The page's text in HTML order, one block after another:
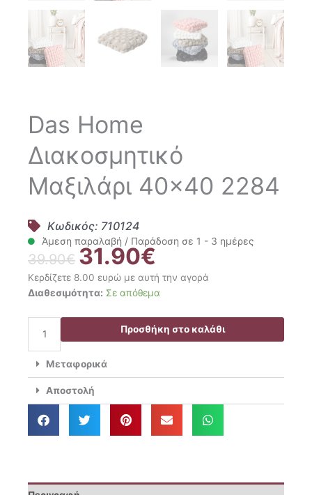
Das Home
Διακοσμητικό
Μαξιλάρι 40×40 2284
Κωδικός: 710124
Άμεση παραλαβή / Παράδοση σε 1 - 3 ημέρες
39.90€ Original
price
was:
39.90€.
31.90€
τρέχουσα
τιμή
είναι:
31.90€.
Κερδίζετε 8.00 ευρώ με αυτή την αγορά
Διαθεσιμότητα: Σε απόθεμα
Das
Μαξιλάρι
40×40
2284
Προσθήκη στο καλάθι
Μεταφορικά
Αποστολή